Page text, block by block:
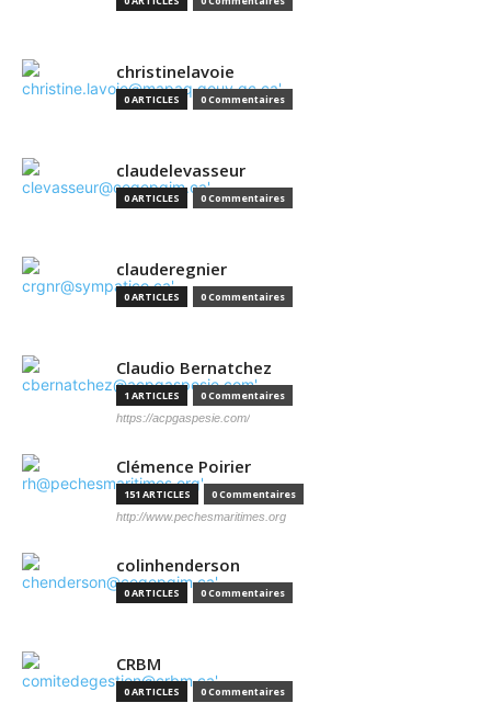
christinelavoie
0 ARTICLES 0 Commentaires
claudelevasseur
0 ARTICLES 0 Commentaires
clauderegnier
0 ARTICLES 0 Commentaires
Claudio Bernatchez
1 ARTICLES 0 Commentaires
https://acpgaspesie.com/
Clémence Poirier
151 ARTICLES 0 Commentaires
http://www.pechesmaritimes.org
colinhenderson
0 ARTICLES 0 Commentaires
CRBM
0 ARTICLES 0 Commentaires